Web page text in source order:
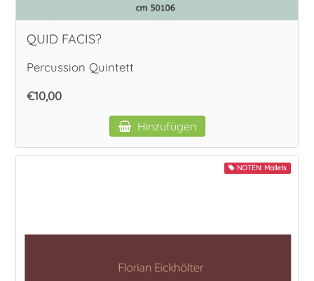
QUID FACIS?
Percussion Quintett
€10,00
Hinzufügen
NOTEN: Mallets